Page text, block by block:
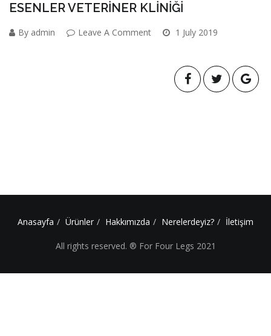
ESENLER VETERİNER KLİNİĞİ
By admin Leave A Comment 1 July 2019
Anasayfa Ürünler Hakkımızda Nerelerdeyiz? İletişim
All rights reserved. ® For Four Legs 2021